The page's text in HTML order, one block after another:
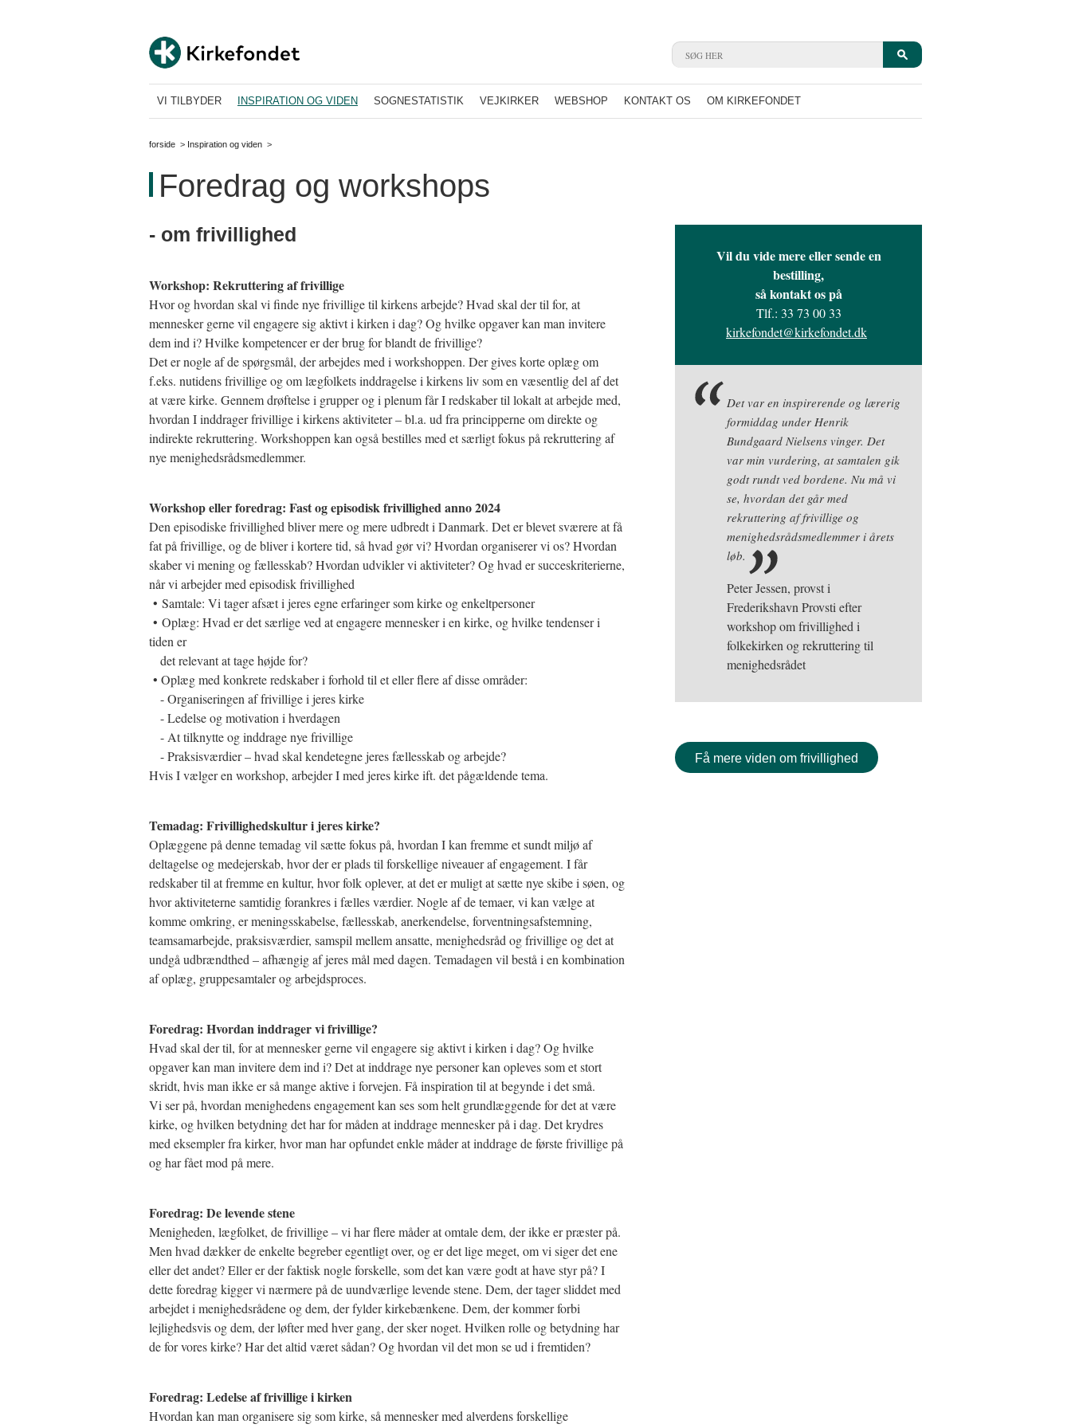
VI TILBYDER INSPIRATION OG VIDEN SOGNESTATISTIK VEJKIRKER WEBSHOP KONTAKT OS OM KIRKEFONDET
forside > Inspiration og viden >
Foredrag og workshops
- om frivillighed
Workshop: Rekruttering af frivillige
Hvor og hvordan skal vi finde nye frivillige til kirkens arbejde? Hvad skal der til for, at
mennesker gerne vil engagere sig aktivt i kirken i dag? Og hvilke opgaver kan man invitere
dem ind i? Hvilke kompetencer er der brug for blandt de frivillige?
Det er nogle af de spørgsmål, der arbejdes med i workshoppen. Der gives korte oplæg om
f.eks. nutidens frivillige og om lægfolkets inddragelse i kirkens liv som en væsentlig del af det
at være kirke. Gennem drøftelse i grupper og i plenum får I redskaber til lokalt at arbejde med,
hvordan I inddrager frivillige i kirkens aktiviteter – bl.a. ud fra principperne om direkte og
indirekte rekruttering. Workshoppen kan også bestilles med et særligt fokus på rekruttering af
nye menighedsrådsmedlemmer.
Workshop eller foredrag: Fast og episodisk frivillighed anno 2024
Den episodiske frivillighed bliver mere og mere udbredt i Danmark. Det er blevet sværere at få
fat på frivillige, og de bliver i kortere tid, så hvad gør vi? Hvordan organiserer vi os? Hvordan
skaber vi mening og fællesskab? Hvordan udvikler vi aktiviteter? Og hvad er succeskriterierne,
når vi arbejder med episodisk frivillighed
• Samtale: Vi tager afsæt i jeres egne erfaringer som kirke og enkeltpersoner
• Oplæg: Hvad er det særlige ved at engagere mennesker i en kirke, og hvilke tendenser i
tiden er
det relevant at tage højde for?
• Oplæg med konkrete redskaber i forhold til et eller flere af disse områder:
- Organiseringen af frivillige i jeres kirke
- Ledelse og motivation i hverdagen
- At tilknytte og inddrage nye frivillige
- Praksisværdier – hvad skal kendetegne jeres fællesskab og arbejde?
Hvis I vælger en workshop, arbejder I med jeres kirke ift. det pågældende tema.
Temadag: Frivillighedskultur i jeres kirke?
Oplæggene på denne temadag vil sætte fokus på, hvordan I kan fremme et sundt miljø af
deltagelse og medejerskab, hvor der er plads til forskellige niveauer af engagement. I får
redskaber til at fremme en kultur, hvor folk oplever, at det er muligt at sætte nye skibe i søen, og
hvor aktiviteterne samtidig forankres i fælles værdier. Nogle af de temaer, vi kan vælge at
komme omkring, er meningsskabelse, fællesskab, anerkendelse, forventningsafstemning,
teamsamarbejde, praksisværdier, samspil mellem ansatte, menighedsråd og frivillige og det at
undgå udbrændthed – afhængig af jeres mål med dagen. Temadagen vil bestå i en kombination
af oplæg, gruppesamtaler og arbejdsproces.
Foredrag: Hvordan inddrager vi frivillige?
Hvad skal der til, for at mennesker gerne vil engagere sig aktivt i kirken i dag? Og hvilke
opgaver kan man invitere dem ind i? Det at inddrage nye personer kan opleves som et stort
skridt, hvis man ikke er så mange aktive i forvejen. Få inspiration til at begynde i det små.
Vi ser på, hvordan menighedens engagement kan ses som helt grundlæggende for det at være
kirke, og hvilken betydning det har for måden at inddrage mennesker på i dag. Det krydres
med eksempler fra kirker, hvor man har opfundet enkle måder at inddrage de første frivillige på
og har fået mod på mere.
Foredrag: De levende stene
Menigheden, lægfolket, de frivillige – vi har flere måder at omtale dem, der ikke er præster på.
Men hvad dækker de enkelte begreber egentligt over, og er det lige meget, om vi siger det ene
eller det andet? Eller er der faktisk nogle forskelle, som det kan være godt at have styr på? I
dette foredrag kigger vi nærmere på de uundværlige levende stene. Dem, der tager sliddet med
arbejdet i menighedsrådene og dem, der fylder kirkebænkene. Dem, der kommer forbi
lejlighedsvis og dem, der løfter med hver gang, der sker noget. Hvilken rolle og betydning har
de for vores kirke? Har det altid været sådan? Og hvordan vil det mon se ud i fremtiden?
Foredrag: Ledelse af frivillige i kirken
Hvordan kan man organisere sig som kirke, så mennesker med alverdens forskellige
Vil du vide mere eller sende en
bestilling,
så kontakt os på
Tlf.: 33 73 00 33
kirkefondet@kirkefondet.dk
Det var en inspirerende og lærerig
formiddag under Henrik
Bundgaard Nielsens vinger. Det
var min vurdering, at samtalen gik
godt rundt ved bordene. Nu må vi
se, hvordan det går med
rekruttering af frivillige og
menighedsrådsmedlemmer i årets
løb.
Peter Jessen, provst i
Frederikshavn Provsti efter
workshop om frivillighed i
folkekirken og rekruttering til
menighedsrådet
Få mere viden om frivillighed